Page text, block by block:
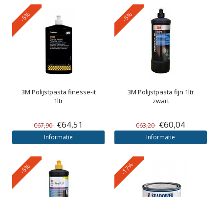
-5%
3M Polijstpasta finesse-it
1ltr
€67,90 €64,51
Informatie
-5%
3M Polijstpasta fijn 1ltr
zwart
€63,20 €60,04
Informatie
-5% -17%